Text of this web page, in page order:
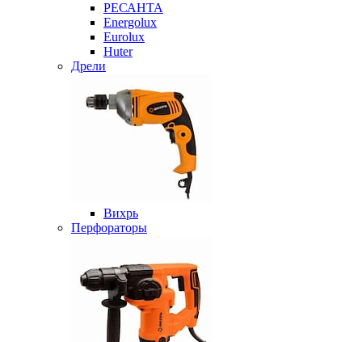
РЕСАНТА
Energolux
Eurolux
Huter
Дрели
Вихрь
Перфораторы